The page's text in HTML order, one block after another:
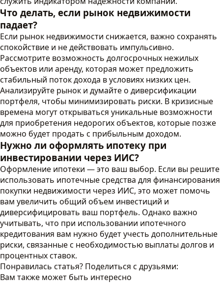
Что делать, если рынок недвижимости
падает?
Если рынок недвижимости снижается, важно сохранять
спокойствие и не действовать импульсивно.
Рассмотрите возможность долгосрочных нежилых
объектов или аренду, которая может предложить
стабильный поток дохода в условиях низких цен.
Анализируйте рынок и думайте о диверсификации
портфеля, чтобы минимизировать риски. В кризисные
времена могут открываться уникальные возможности
для приобретения недорогих объектов, которые позже
можно будет продать с прибыльным доходом.
Нужно ли оформлять ипотеку при
инвестировании через ИИС?
Оформление ипотеки — это ваш выбор. Если вы решите
использовать ипотечные средства для финансирования
покупки недвижимости через ИИС, это может помочь
вам увеличить общий объем инвестиций и
диверсифицировать ваш портфель. Однако важно
учитывать, что при использовании ипотечного
кредитования вам нужно будет учесть дополнительные
риски, связанные с необходимостью выплаты долгов и
процентных ставок.
Понравилась статья? Поделиться с друзьями:
Вам также может быть интересно